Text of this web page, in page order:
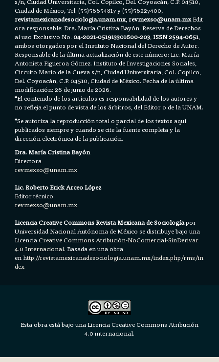
Ciudad de México, Tel. (55)56654817 y (55)56227400,
revistamexicanadesociologia.unam.mx,revmexso@unam.mxEdit
ora responsable: Dra. María Cristina Bayón. Reserva de Derechos
al uso Exclusivo No.04-2021-051913301600-203,ISSN 2594-0651,
ambos otorgados por el Instituto Nacional del Derecho de Autor.
Responsable de la última actualización de este número: Lic. María
Antonieta Figueroa Gómez. Instituto de Investigaciones Sociales,
Circuito Mario de la Cueva s/n, Ciudad Universitaria, Col. Copilco,
Del. Coyoacán, C.P. 04510, Ciudad de México. Fecha de la última
modificación: 26 de junio de 2026.
*El contenido de los artículos es responsabilidad de los autores y
no refleja el punto de vista de los árbitros, del Editor o de la UNAM.
*Se autoriza la reproducción total o parcial de los textos aquí
publicados siempre y cuando se cite la fuente completa y la
dirección electrónica de la publicación.
Dra. María Cristina Bayón
Directora
revmexso@unam.mx
Lic. Roberto Erick Arceo López
Editor técnico
revmexso@unam.mx
Licencia Creative Commons Revista Mexicana de Sociologíapor
Universidad Nacional Autónoma de México se distribuye bajo una
LicenciaCreative Commons Atribución-NoComercial-SinDerivar
4.0 Internacional.Basada en una obra
en http://revistamexicanadesociologia.unam.mx/index.php/rms/in
dex
Esta obra está bajo una Licencia Creative Commons Atribución
4.0 internacional.